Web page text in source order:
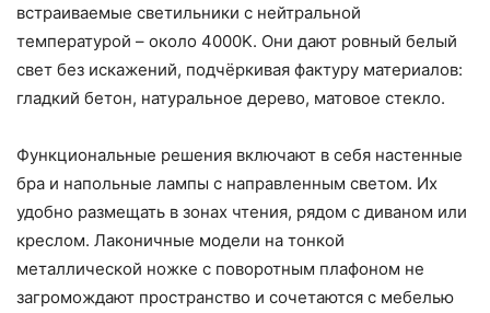
встраиваемые светильники с нейтральной
температурой – около 4000K. Они дают ровный белый
свет без искажений, подчёркивая фактуру материалов:
гладкий бетон, натуральное дерево, матовое стекло.
Функциональные решения включают в себя настенные
бра и напольные лампы с направленным светом. Их
удобно размещать в зонах чтения, рядом с диваном или
креслом. Лаконичные модели на тонкой
металлической ножке с поворотным плафоном не
загромождают пространство и сочетаются с мебелью